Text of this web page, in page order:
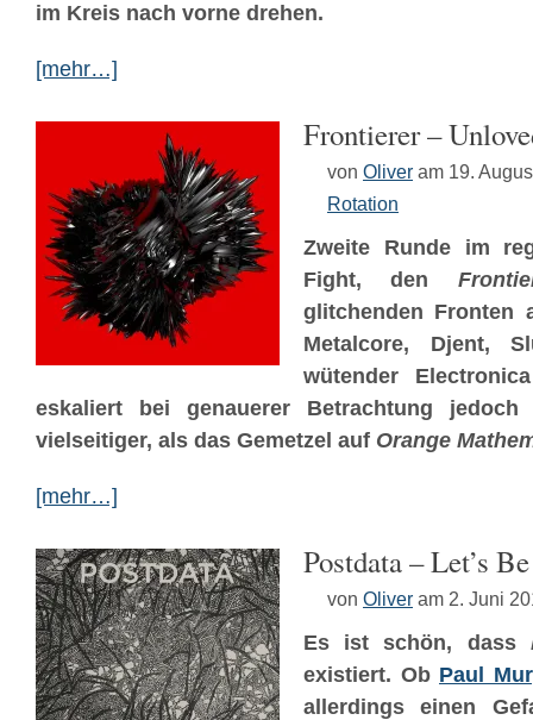
im Kreis nach vorne drehen.
[mehr…]
Frontierer –
von Oliver am 19.
Rotation
Zweite Runde im
Fight, den
glitchenden Fronten
Metalcore, Djent,
wütender
eskaliert bei genauerer Betrachtung
vielseitiger, als das Gemetzel auf Orange
[mehr…]
Postdata – Let’s
von Oliver am 2. Juni
Es ist schön, dass
existiert. Ob Paul
allerdings einen